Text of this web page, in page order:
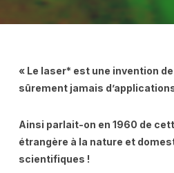
« Le laser* est une invention
sûrement jamais
Ainsi parlait-on en 1960 de
étrangère à la nature et
scientifiques !